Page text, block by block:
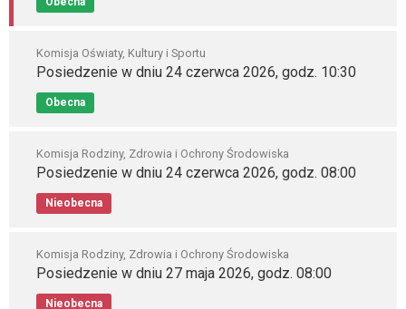
Komisja Oświaty, Kultury i Sportu
Posiedzenie w dniu 24 czerwca 2026, godz. 10:30
Obecna
Komisja Rodziny, Zdrowia i Ochrony Środowiska
Posiedzenie w dniu 24 czerwca 2026, godz. 08:00
Nieobecna
Komisja Rodziny, Zdrowia i Ochrony Środowiska
Posiedzenie w dniu 27 maja 2026, godz. 08:00
Nieobecna